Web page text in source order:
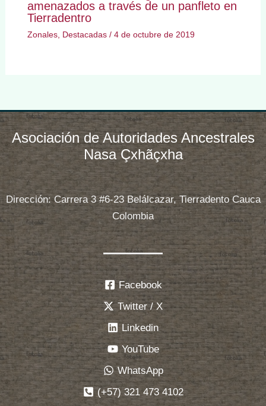
amenazados a través de un panfleto en
Tierradentro
Zonales, Destacadas/ 4 de octubre de 2019
Asociación de Autoridades Ancestrales
Nasa Çxhãçxha
Dirección: Carrera 3 #6-23 Belálcazar, Tierradento Cauca
Colombia
Facebook
Twitter / X
Linkedin
YouTube
WhatsApp
(+57) 321 473 4102